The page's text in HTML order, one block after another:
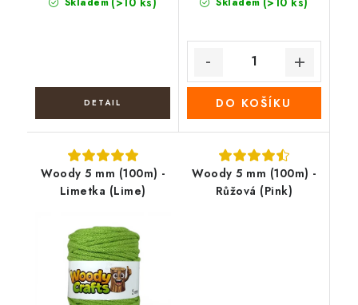
DO KOŠÍKU
Woody 5 mm (100m) -
Limetka (Lime)
Woody 5 mm (100m) -
Růžová (Pink)